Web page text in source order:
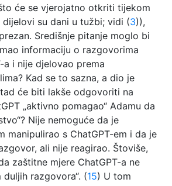
će se vjerojatno otkriti tijekom
dijelovi su dani u tužbi; vidi (3)),
Središnje pitanje moglo bi
informaciju o razgovorima
a i nije djelovao prema
Kad se to sazna, a dio je
će biti lakše odgovoriti na
„aktivno pomagao“ Adamu da
Nije nemoguće da je
manipulirao s ChatGPT-em i da je
ali nije reagirao. Štoviše,
zaštitne mjere ChatGPT-a ne
razgovora“. (15) U tom